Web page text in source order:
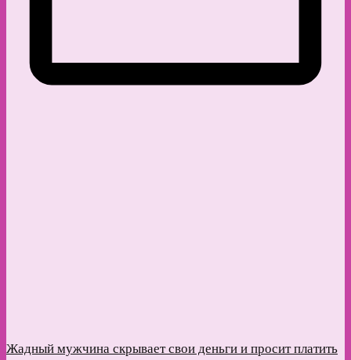
Жадный мужчина скрывает свои деньги и просит платить